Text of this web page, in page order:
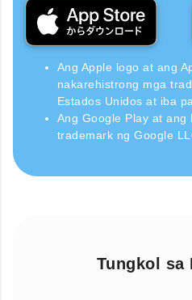
Ang Apple logo at ang
nakarehistrong mga
Estados Unidos at iba
Ang Google Play at ang
trademark ng Google
Tungkol sa